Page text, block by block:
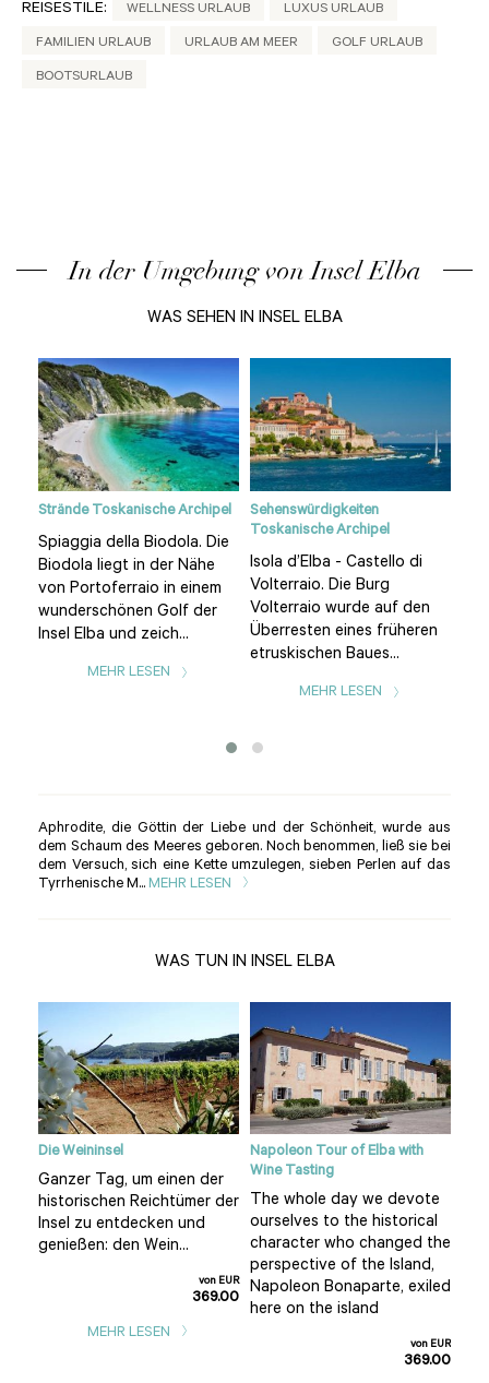
REISESTILE: WELLNESS URLAUB LUXUS URLAUB
FAMILIEN URLAUB URLAUB AM MEER GOLF URLAUB
BOOTSURLAUB
In der Umgebung von Insel Elba
WAS SEHEN IN INSEL ELBA
Strände Toskanische Archipel
Spiaggia della Biodola. Die
Biodola liegt in der Nähe
von Portoferraio in einem
wunderschönen Golf der
Insel Elba und zeich...
MEHR LESEN
Sehenswürdigkeiten
Toskanische Archipel
Isola d’Elba - Castello di
Volterraio. Die Burg
Volterraio wurde auf den
Überresten eines früheren
etruskischen Baues...
MEHR LESEN
Aphrodite, die Göttin der Liebe und der Schönheit, wurde aus
dem Schaum des Meeres geboren. Noch benommen, ließ sie bei
dem Versuch, sich eine Kette umzulegen, sieben Perlen auf das
Tyrrhenische M... MEHR LESEN
WAS TUN IN INSEL ELBA
Die Weininsel
Ganzer Tag, um einen der
historischen Reichtümer der
Insel zu entdecken und
genießen: den Wein...
von EUR
369.00
MEHR LESEN
Napoleon Tour of Elba with
Wine Tasting
The whole day we devote
ourselves to the historical
character who changed the
perspective of the Island,
Napoleon Bonaparte, exiled
here on the island
von EUR
369.00